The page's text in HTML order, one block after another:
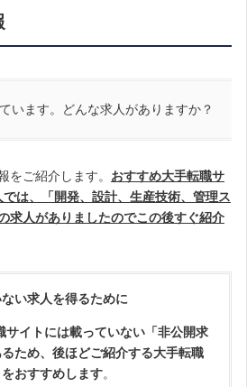
います。どんな求人がありますか？
をご紹介します。 おすすめ大手転職サ
では、「開発、設計、生産技術、管理ス
求人がありましたのでこの後すぐ紹介
い求人を得るために
サイトには載っていない「非公開求
ため、後ほどご紹介する大手転職
おすすめします。